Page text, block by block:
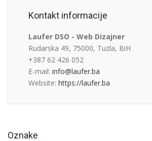
Kontakt informacije
Laufer DSO - Web Dizajner
Rudarska 49, 75000, Tuzla, BiH
+387 62 426 052
E-mail: info@laufer.ba
Website: https://laufer.ba
Oznake